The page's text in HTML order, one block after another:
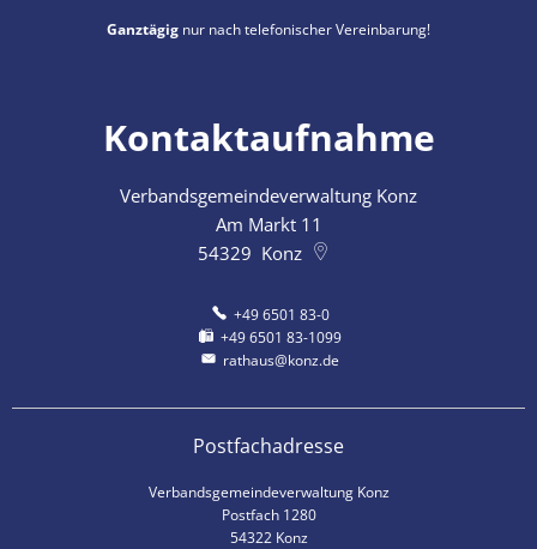
Ganztägig nur nach telefonischer Vereinbarung!
Kontaktaufnahme
Verbandsgemeindeverwaltung Konz
Am Markt 11
54329 Konz
+49 6501 83-0
+49 6501 83-1099
rathaus@konz.de
Postfachadresse
Verbandsgemeindeverwaltung Konz
Postfach 1280
54322 Konz